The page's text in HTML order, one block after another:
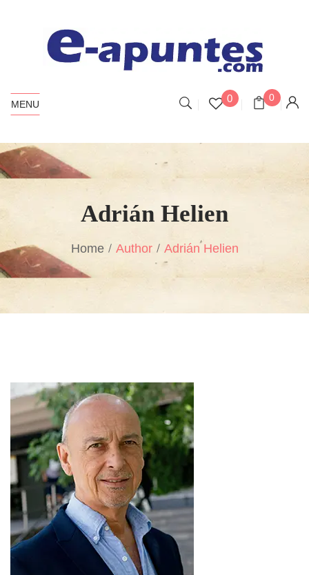
MENU 0 0
Adrián Helien
Home Author Adrián Helien